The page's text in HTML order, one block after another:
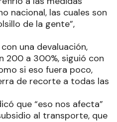
nacional, las cuales son
de la gente”,
una devaluación,
200 a 300%, siguió con
si eso fuera poco,
de recorte a todas las
que “eso nos afecta”
al transporte, que